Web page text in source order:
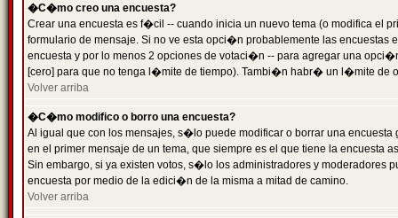
�C�mo creo una encuesta?
Crear una encuesta es f�cil -- cuando inicia un nuevo tema (o modifica el
formulario de mensaje. Si no ve esta opci�n probablemente las
encuesta y por lo menos 2 opciones de votaci�n -- para agregar una
[cero] para que no tenga l�mite de tiempo). Tambi�n habr� un l�mite de
Volver arriba
�C�mo modifico o borro una encuesta?
Al igual que con los mensajes, s�lo puede modificar o borrar una
en el primer mensaje de un tema, que siempre es el que tiene la encuesta
Sin embargo, si ya existen votos, s�lo los administradores y moderadores
encuesta por medio de la edici�n de la misma a mitad de camino.
Volver arriba